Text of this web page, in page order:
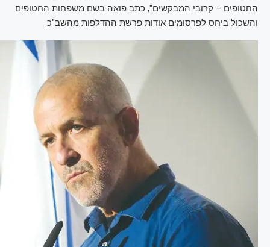
החטופים – קרובי המבקשים", כתב פואה בשם משפחות החטופים
והשכול ביחס לפרסומים אודות פרשת ההדלפות מהשב"כ.